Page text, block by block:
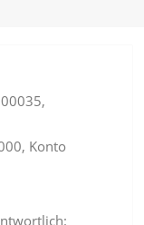
Konto